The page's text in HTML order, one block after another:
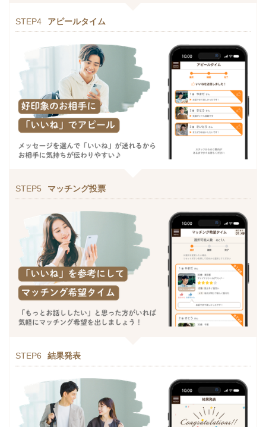
STEP4 アピールタイム
STEP5 マッチング投票
STEP6 結果発表